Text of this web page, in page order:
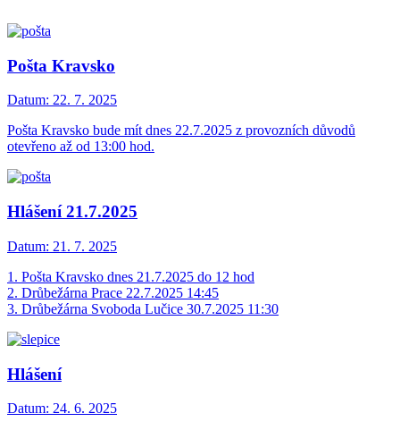
Pošta Kravsko
Datum: 22. 7. 2025
Pošta Kravsko bude mít dnes 22.7.2025 z provozních důvodů
otevřeno až od 13:00 hod.
Hlášení 21.7.2025
Datum: 21. 7. 2025
1. Pošta Kravsko dnes 21.7.2025 do 12 hod
2. Drůbežárna Prace 22.7.2025 14:45
3. Drůbežárna Svoboda Lučice 30.7.2025 11:30
Hlášení
Datum: 24. 6. 2025